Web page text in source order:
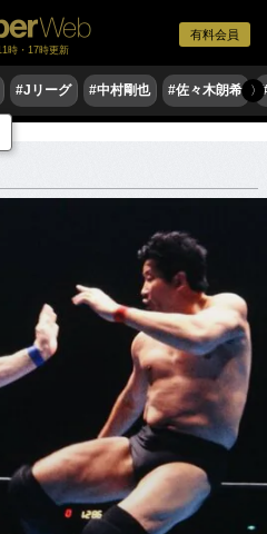
有料会員
時・17時更新
#Jリーグ #中村剛也 #佐々木朗希 〉